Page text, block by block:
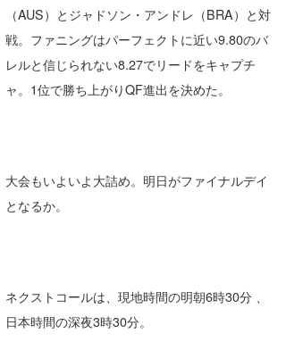
（AUS）とジャドソン・アンドレ（BRA）と対
戦。ファニングはパーフェクトに近い9.80のバ
レルと信じられない8.27でリードをキャプチ
ャ。1位で勝ち上がりQF進出を決めた。
大会もいよいよ大詰め。明日がファイナルデイ
となるか。
ネクストコールは、現地時間の明朝6時30分 、
日本時間の深夜3時30分。